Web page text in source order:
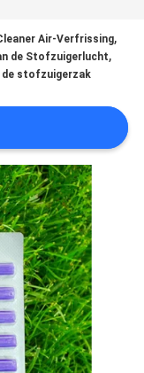
Air-Verfrissing,
de Stofzuigerlucht,
de stofzuigerzak